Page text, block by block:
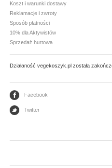
Warzywa strączkowe
GLONY
Nori
PRZETWORY WARZYWNE I
Koszt i warunki dostawy
Reklamacje i zwroty
Sposób płatności
10% dla Aktywistów
Sprzedaż hurtowa
Działaność vegekoszyk.pl została
Facebook
Twitter